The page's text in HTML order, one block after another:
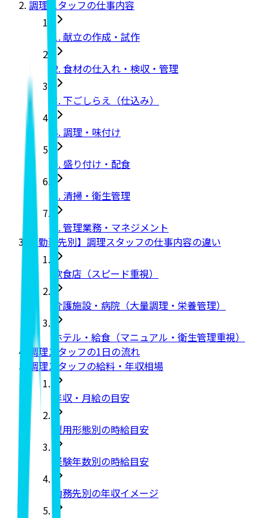
調理スタッフの仕事内容
1. 献立の作成・試作
2. 食材の仕入れ・検収・管理
3. 下ごしらえ（仕込み）
4. 調理・味付け
5. 盛り付け・配食
6. 清掃・衛生管理
7. 管理業務・マネジメント
【勤務先別】調理スタッフの仕事内容の違い
飲食店（スピード重視）
介護施設・病院（大量調理・栄養管理）
ホテル・給食（マニュアル・衛生管理重視）
調理スタッフの1日の流れ
調理スタッフの給料・年収相場
年収・月給の目安
雇用形態別の時給目安
経験年数別の時給目安
勤務先別の年収イメージ